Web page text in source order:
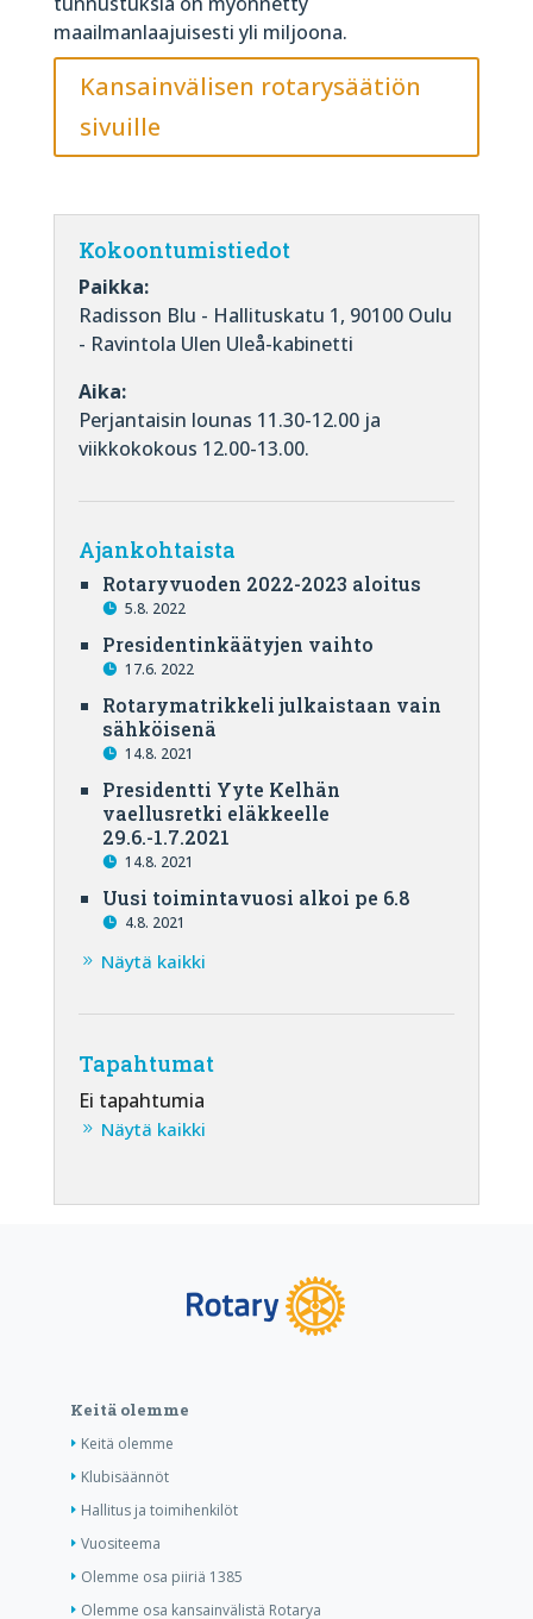
maailmanlaajuisesti yli miljoona.
Kansainvälisen rotarysäätiön
sivuille
Kokoontumistiedot
Paikka:
Radisson Blu - Hallituskatu 1, 90100 Oulu
- Ravintola Ulen Uleå-kabinetti
Aika:
Perjantaisin lounas 11.30-12.00 ja
viikkokokous 12.00-13.00.
Ajankohtaista
Rotaryvuoden 2022-2023 aloitus
5.8. 2022
Presidentinkäätyjen vaihto
17.6. 2022
Rotarymatrikkeli julkaistaan vain
sähköisenä
14.8. 2021
Presidentti Yyte Kelhän
vaellusretki eläkkeelle
29.6.-1.7.2021
14.8. 2021
Uusi toimintavuosi alkoi pe 6.8
4.8. 2021
Näytä kaikki
Tapahtumat
Ei tapahtumia
Näytä kaikki
Keitä olemme
Keitä olemme
Klubisäännöt
Hallitus ja toimihenkilöt
Vuositeema
Olemme osa piiriä 1385
Olemme osa kansainvälistä Rotarya